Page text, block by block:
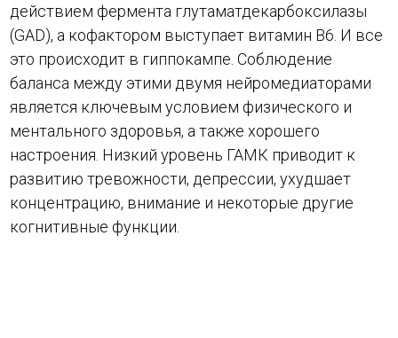
действием фермента глутаматдекарбоксилазы
(GAD), а кофактором выступает витамин B6. И все
это происходит в гиппокампе. Соблюдение
баланса между этими двумя нейромедиаторами
является ключевым условием физического и
ментального здоровья, а также хорошего
настроения. Низкий уровень ГАМК приводит к
развитию тревожности, депрессии, ухудшает
концентрацию, внимание и некоторые другие
когнитивные функции.